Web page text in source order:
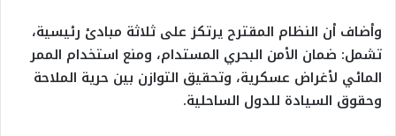
وأضاف أن النظام المقترح يرتكز على ثلاثة مبادئ رئيسية،
تشمل: ضمان الأمن البحري المستدام، ومنع استخدام الممر
المائي لأغراض عسكرية، وتحقيق التوازن بين حرية الملاحة
وحقوق السيادة للدول الساحلية.